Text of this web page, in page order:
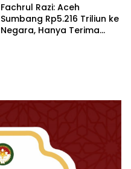
Fachrul Razi: Aceh
Sumbang Rp5.216 Triliun ke
Negara, Hanya Terima